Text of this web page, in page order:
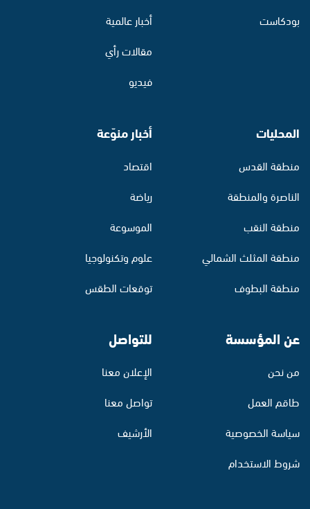
بودكاست
أخبار عالمية
مقالات رأي
فيديو
المحليات
منطقة القدس
الناصرة والمنطقة
منطقة النقب
منطقة المثلث الشمالي
منطقة البطوف
أخبار منوّعة
اقتصاد
رياضة
الموسوعة
علوم وتكنولوجيا
توقعات الطقس
عن المؤسسة
من نحن
طاقم العمل
سياسة الخصوصية
شروط الاستخدام
للتواصل
الإعلان معنا
تواصل معنا
الأرشيف